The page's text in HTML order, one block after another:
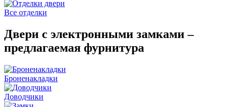
Все отделки
Двери с электронными замками –
предлагаемая фурнитура
Броненакладки
Доводчики